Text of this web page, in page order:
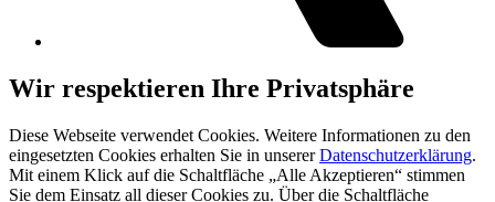
Wir respektieren Ihre Privatsphäre
Diese Webseite verwendet Cookies. Weitere Informationen zu den
eingesetzten Cookies erhalten Sie in unsererDatenschutzerklärung.
Mit einem Klick auf die Schaltfläche „Alle Akzeptieren“ stimmen
Sie dem Einsatz all dieser Cookies zu. Über die Schaltfläche